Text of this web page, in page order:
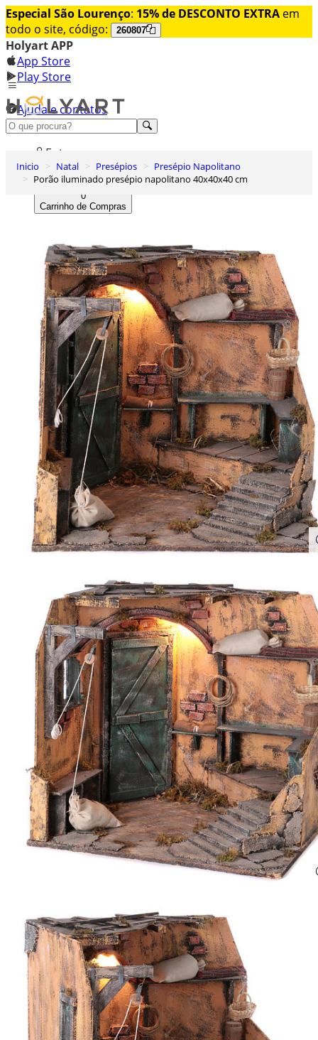
Especial São Lourenço: 15% de DESCONTO EXTRA em
todo o site, código:
260807
Holyart APP
App Store
Play Store
Ajuda e contatos
Conheça premium
Entrar
Lista de Desejos
0
Carrinho de Compras
Inicio Natal Presépios
Presépio Napolitano
Porão iluminado presépio napolitano 40x40x40 cm